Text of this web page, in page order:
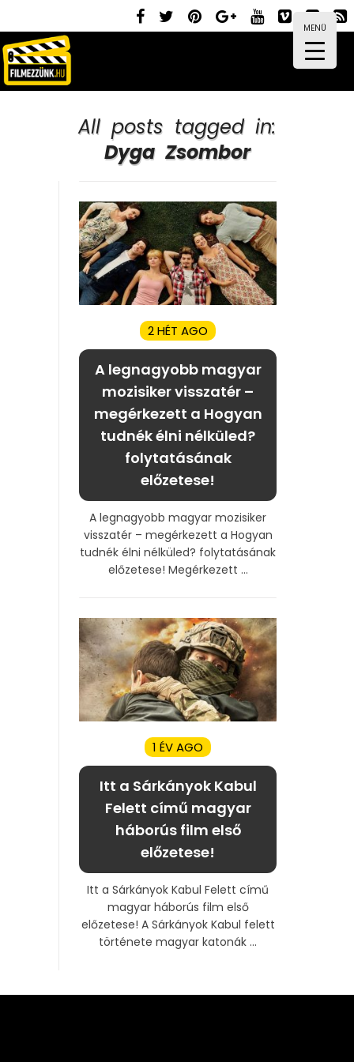
MENÜ
All posts tagged in:
Dyga Zsombor
2 HÉT AGO
A legnagyobb magyar
mozisiker visszatér –
megérkezett a Hogyan
tudnék élni nélküled?
folytatásának
előzetese!
A legnagyobb magyar mozisiker
visszatér – megérkezett a Hogyan
tudnék élni nélküled? folytatásának
előzetese! Megérkezett ...
1 ÉV AGO
Itt a Sárkányok Kabul
Felett című magyar
háborús film első
előzetese!
Itt a Sárkányok Kabul Felett című
magyar háborús film első
előzetese! A Sárkányok Kabul felett
története magyar katonák ...